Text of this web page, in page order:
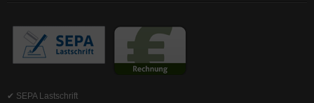
✔ SEPA Lastschrift